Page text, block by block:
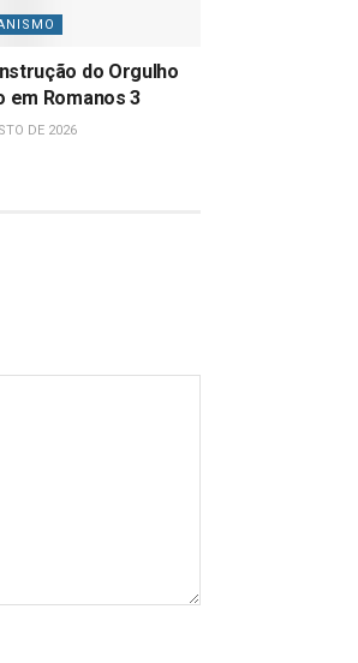
do Orgulho
em Romanos 3
DE 2026